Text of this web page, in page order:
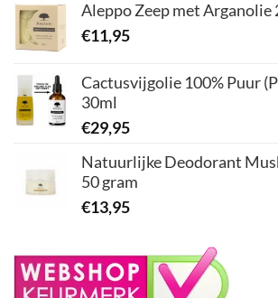
Aleppo Zeep met Arganolie
€11,95
Cactusvijgolie 100% Puur
30ml
€29,95
Natuurlijke Deodorant
50 gram
€13,95